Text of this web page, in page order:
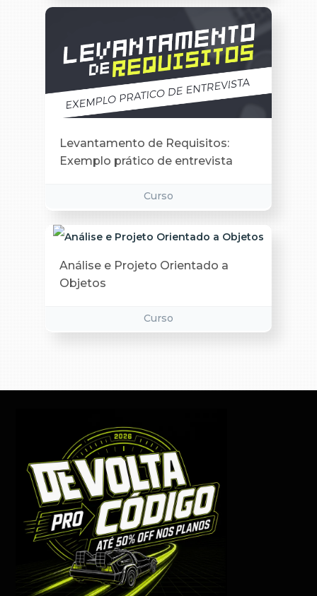
Levantamento de Requisitos:
Exemplo prático de entrevista
Curso
Análise e Projeto Orientado a
Objetos
Curso